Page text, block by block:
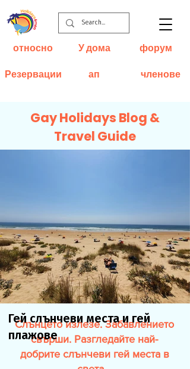
У дома
относно
ап
Резервации
форум
членове
Gay Holidays Blog &
Travel Guide
Слънцето излезе. Забавлението
свърши. Разгледайте най-
добрите слънчеви гей места в
Гей слънчеви места и гей
плажове